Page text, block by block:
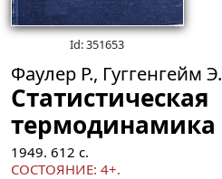
Id: 351653
Фаулер Р., Гуггенгейм Э.
Статистическая
термодинамика
1949. 612 с.
СОСТОЯНИЕ: 4+.